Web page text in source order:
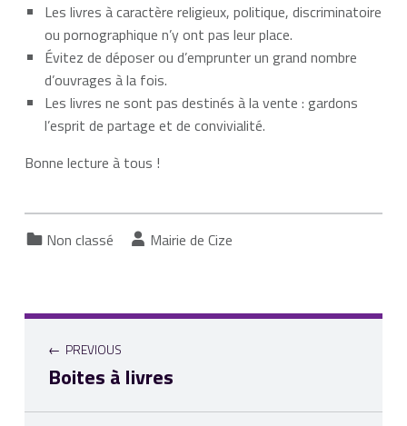
Les livres à caractère religieux, politique, discriminatoire
ou pornographique n’y ont pas leur place.
Évitez de déposer ou d’emprunter un grand nombre
d’ouvrages à la fois.
Les livres ne sont pas destinés à la vente : gardons
l’esprit de partage et de convivialité.
Bonne lecture à tous !
Categorized in:
Non classé Written by:
Mairie de Cize
PREVIOUS
Boites à livres